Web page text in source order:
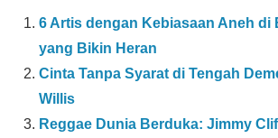
6 Artis dengan Kebiasaan Aneh di
yang Bikin Heran
Cinta Tanpa Syarat di Tengah
Willis
Reggae Dunia Berduka: Jimmy